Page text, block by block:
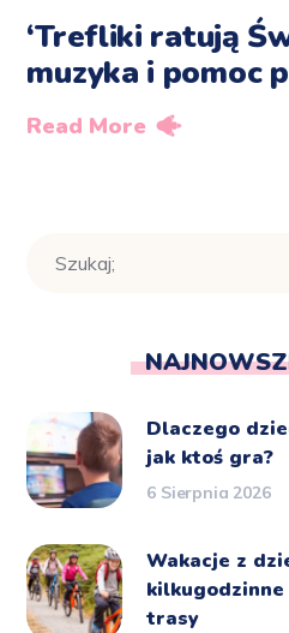
‘Trefliki ratują
muzyka i pomoc
Read More
Dlaczego
jak ktoś gra?
6 Sierpnia 2026
Wakacje z
trasy